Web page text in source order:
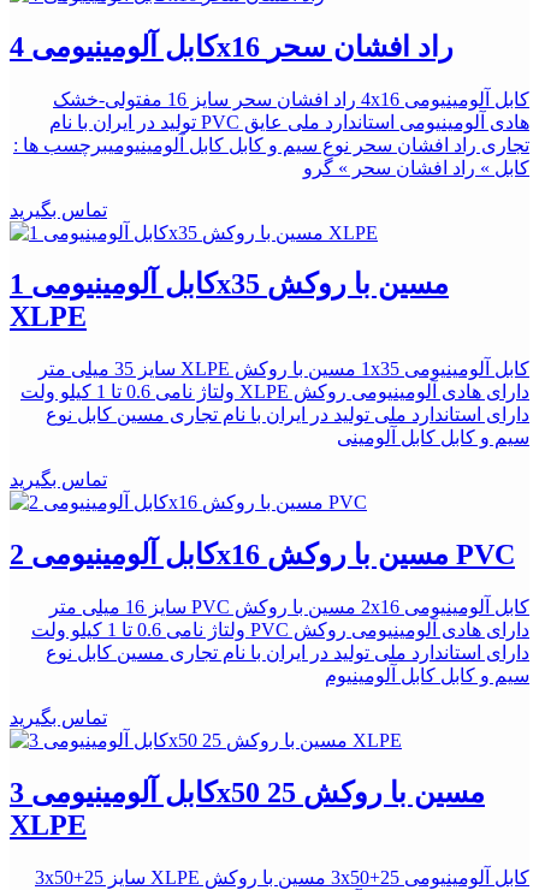
کابل آلومینیومی 4x16 راد افشان سحر
کابل آلومینیومی 4x16 راد افشان سحر سایز 16 مفتولی-خشک
هادی آلومینیومی استاندارد ملی عایق PVC تولید در ایران با نام
تجاری راد افشان سحر نوع سیم و کابل کابل آلومینیومیبرچسب ها :
کابل » راد افشان سحر » گرو
تماس بگیرید
کابل آلومینیومی 1x35 مسین با روکش
XLPE
کابل آلومینیومی 1x35 مسین با روکش XLPE سایز 35 میلی متر
دارای هادی آلومینیومی روکش XLPE ولتاژ نامی 0.6 تا 1 کیلو ولت
دارای استاندارد ملی تولید در ایران با نام تجاری مسین کابل نوع
سیم و کابل کابل آلومینی
تماس بگیرید
کابل آلومینیومی 2x16 مسین با روکش PVC
کابل آلومینیومی 2x16 مسین با روکش PVC سایز 16 میلی متر
دارای هادی آلومینیومی روکش PVC ولتاژ نامی 0.6 تا 1 کیلو ولت
دارای استاندارد ملی تولید در ایران با نام تجاری مسین کابل نوع
سیم و کابل کابل آلومینیوم
تماس بگیرید
کابل آلومینیومی 3x50 25 مسین با روکش
XLPE
کابل آلومینیومی 3x50+25 مسین با روکش XLPE سایز 3x50+25